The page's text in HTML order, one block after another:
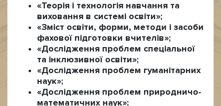
«Теорія і технологія навчання та
виховання в системі освіти»;
«Зміст освіти, форми, методи і засоби
фахової підготовки вчителів»;
«Дослідження проблем спеціальної
та інклюзивної освіти»;
«Дослідження проблем гуманітарних
наук»;
«Дослідження проблем природничо-
математичних наук»;